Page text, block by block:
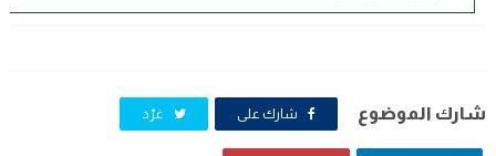
شارك الموضوع شارك على غرّد